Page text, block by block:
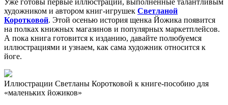
Уже готовы первые иллюстрации, выполненные талантливым
художником и автором книг-игрушек Светланой
Коротковой. Этой осенью история щенка Йожика появится
на полках книжных магазинов и популярных маркетплейсов.
А пока книга готовится к изданию, давайте полюбуемся
иллюстрациями и узнаем, как сама художник относится к
йоге.
Иллюстрации Светланы Коротковой к книге-пособию для
«маленьких йожиков»